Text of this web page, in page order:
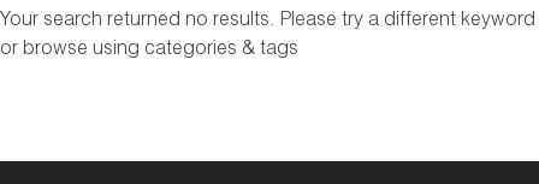
Your search returned no results. Please try a different keyword
or browse using categories & tags